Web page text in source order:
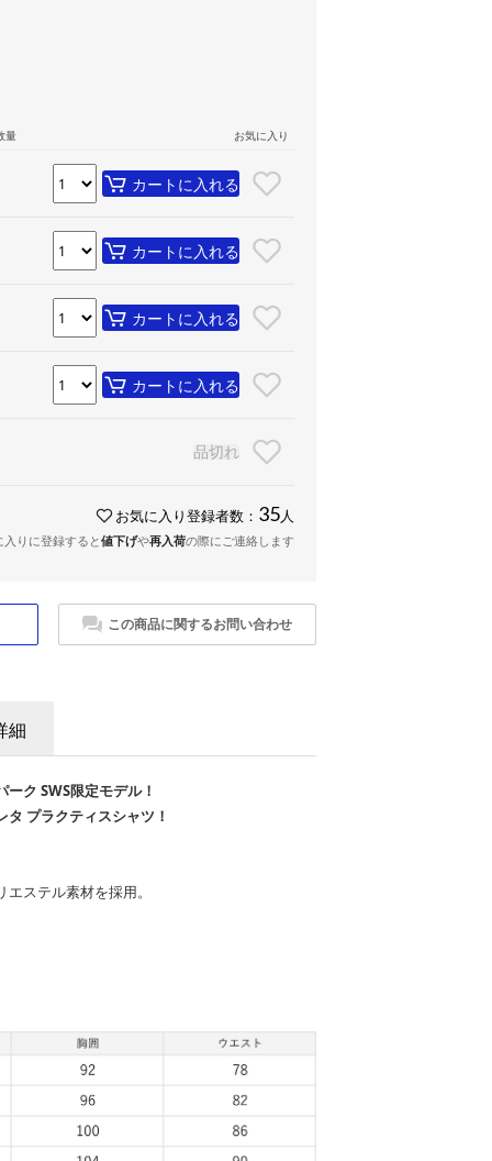
量 お気に入り
カートに入れる
カートに入れる
カートに入れる
カートに入れる
品切れ
お気に入り登録者数： 35 人
入りに登録すると値下げや再入荷の際にご連絡します
この商品に関するお問い合わせ
細
ク SWS限定モデル！
プラクティスシャツ！
ステル素材を採用。